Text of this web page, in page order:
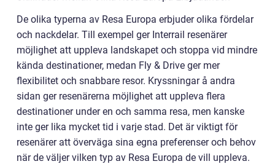
De olika typerna av Resa Europa erbjuder olika fördelar
och nackdelar. Till exempel ger Interrail resenärer
möjlighet att uppleva landskapet och stoppa vid mindre
kända destinationer, medan Fly & Drive ger mer
flexibilitet och snabbare resor. Kryssningar å andra
sidan ger resenärerna möjlighet att uppleva flera
destinationer under en och samma resa, men kanske
inte ger lika mycket tid i varje stad. Det är viktigt för
resenärer att överväga sina egna preferenser och behov
när de väljer vilken typ av Resa Europa de vill uppleva.